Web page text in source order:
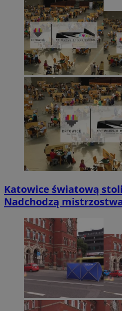
Katowice światową
Nadchodzą